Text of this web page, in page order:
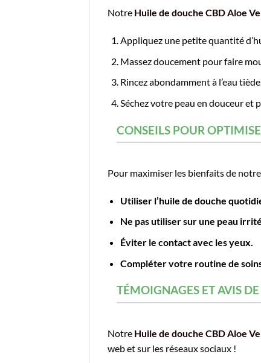
Notre Huile de douche CBD Aloe
Appliquez une petite quantité
Massez doucement pour faire
Rincez abondamment à l’eau
Séchez votre peau en douceur et
CONSEILS POUR
Pour maximiser les bienfaits de notre
Utiliser l’huile de douche
Ne pas utiliser sur une peau
Éviter le contact avec les yeux.
Compléter votre routine de
TÉMOIGNAGES ET AVIS
Notre Huile de douche CBD Aloe
web et sur les réseaux sociaux !